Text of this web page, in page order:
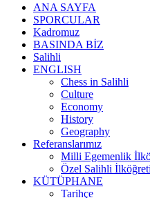
ANA SAYFA
SPORCULAR
Kadromuz
BASINDA BİZ
Salihli
ENGLISH
Chess in Salihli
Culture
Economy
History
Geography
Referanslarımız
Milli Egemenlik
Özel Salihli
KÜTÜPHANE
Tarihçe